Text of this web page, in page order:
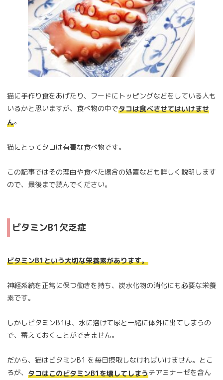
猫に手作り食をあげたり、フードにトッピングなどをしている人も
いるかと思いますが、食べ物の中でタコは食べさせてはいけませ
ん。
猫にとってタコは有害な食べ物です。
この記事ではその理由や食べた場合の処置なども詳しく説明します
ので、最後まで読んでください。
ビタミンB1欠乏症
ビタミンB1という大切な栄養素があります。
神経系統を正常に保つ働きを持ち、炭水化物の消化にも必要な栄養
素です。
しかしビタミンB1は、水に溶けて尿と一緒に体外に出てしまうの
で、蓄えておくことができません。
だから、猫はビタミンB1 を毎日摂取しなければいけません。とこ
ろが、 タコはこのビタミンB1を壊してしまうチアミナーゼを含ん